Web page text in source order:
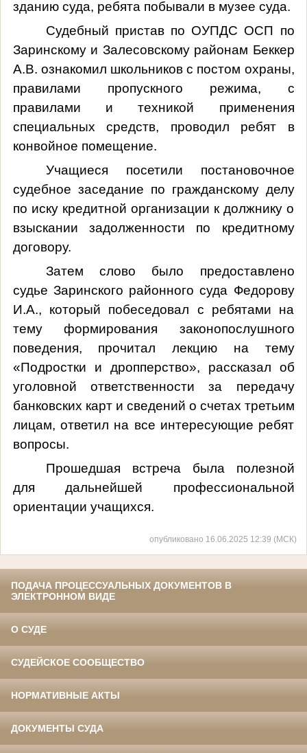
зданию суда, ребята побывали в музее суда.
Судебный пристав по ОУПДС ОСП по
Заринскому и Залесовскому районам Беккер
А.В. ознакомил школьников с постом охраны,
правилами пропускного режима, с
правилами и техникой применения
специальных средств, проводил ребят в
конвойное помещение.
Учащиеся посетили постановочное
судебное заседание по гражданскому делу
по иску кредитной организации к должнику о
взыскании задолженности по кредитному
договору.
Затем слово было предоставлено
судье Заринского районного суда Федорову
И.А., который побеседовал с ребятами на
тему формирования законопослушного
поведения, прочитал лекцию на тему
«Подростки и дропперство», рассказал об
уголовной ответственности за передачу
банковских карт и сведений о счетах третьим
лицам, ответил на все интересующие ребят
вопросы.
Прошедшая встреча была полезной
для дальнейшей профессиональной
ориентации учащихся.
опубликовано 16.06.2025 12:39 (МСК)
ПОДАЧА ПРОЦЕССУАЛЬНЫХ ДОКУМЕНТОВ В
ЭЛЕКТРОННОМ ВИДЕ
О СУДЕ
СУДЕЙСКОЕ СООБЩЕСТВО
НОРМАТИВНЫЕ АКТЫ
ДОКУМЕНТЫ СУДА